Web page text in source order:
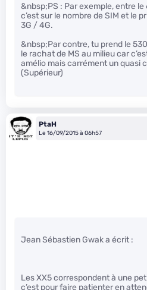
&nbsp;PS : Par exemple, entre
c’est sur le nombre de SIM et le
3G / 4G.
&nbsp;Par contre, tu prend le
le rachat de MS au milieu car
amélio mais carrément un quasi
(Supérieur)
PtaH
Le 16/09/2015 à 06h57
Jean Sébastien Gwak a écrit :
Les XX5 correspondent à une
c’est pour faire patienter en